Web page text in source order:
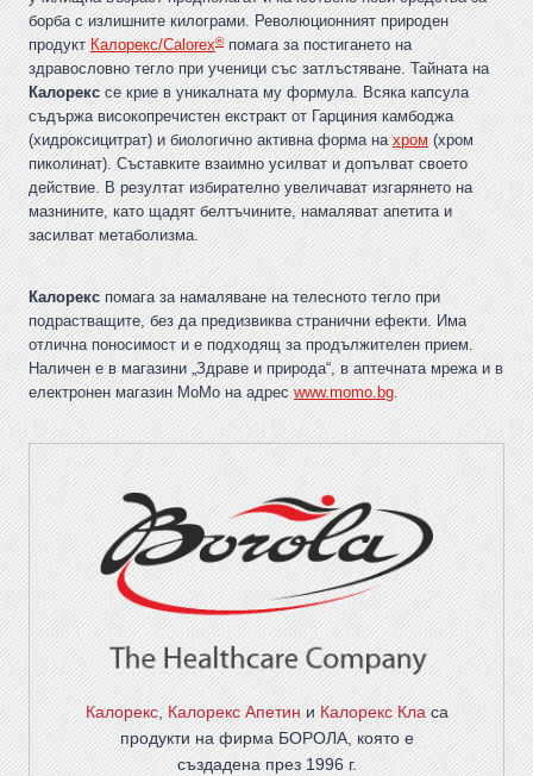
борба с излишните килограми. Революционният природен
продуктКалорекс/Calorex®помага за постигането на
здравословно тегло при ученици със затлъстяване. Тайната на
Калорекссе крие в уникалната му формула. Всяка капсула
съдържа високопречистен екстракт от Гарциния камбоджа
(хидроксицитрат) и биологично активна форма нахром (хром
пиколинат). Съставките взаимно усилват и допълват своето
действие. В резултат избирателно увеличават изгарянето на
мазнините, като щадят белтъчините, намаляват апетита и
засилват метаболизма.
Калорекспомага за намаляване на телесното тегло при
подрастващите, без да предизвиква странични ефекти. Има
отлична поносимост и е подходящ за продължителен прием.
Наличен е в магазини „Здраве и природа“, в аптечната мрежа и в
електронен магазин МоМо на адресwww.momo.bg.
Калорекс,Калорекс Апетин иКалорекс Класа
продукти на фирмаБОРОЛА, която е
създадена през 1996 г.